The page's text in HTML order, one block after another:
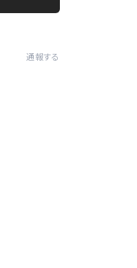
通報する